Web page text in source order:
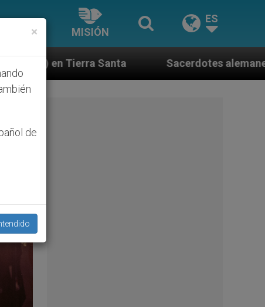
MISIÓN
ES
Sacerdotes alemanes fieles al Papa
×
de